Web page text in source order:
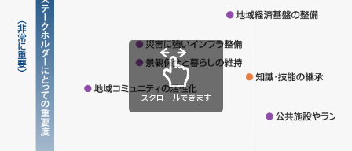
スクロールできます